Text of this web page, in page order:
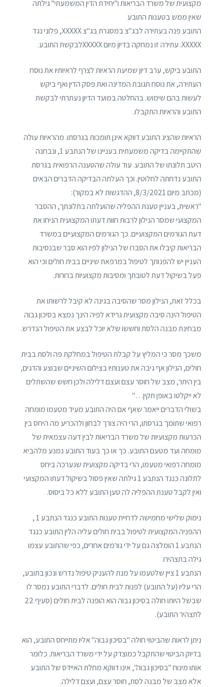
מקצועית של משרד הבריאות ו"יחידת הדין המשמעתי" גילתה
שאין ממש בטענות התובע
התובע פנה בעתירה לבג"צ במסגרת בג"צ XXXXX, פלוני נגד
XXXXX. עתירה זו נמחקה בדיון מיום XXXXXלבקשת התובע.
התובע ביקש, ערב דיון שמיעת הראיות לצרף לראיותיו את נוסח
העתירה, את נוסח תגובת המדינה ואת פסק הדין ואף ביקש
לעשות בהם שימוש. בהחלטה במועד הדיון נעתרתי לבקשת
התובע והראיות התקבלו.
הראיות שהציג התובע דווקא אינן תומכות בגרסתו. מהראיות עולה
שהתקיימה בדיקה משמעתית בעניינו של הנתבע 1, ונבחנה
היטב תלונתו של התובע. עוד עולה שהטענה הרפואית בגרסת
התובע נדחתה לחלוטין. וכך העלתה הבדיקה הדברים הבאים
(מכתב מיום 8/3/2021, ההדגשות לא במקור):
"ראשית, בעניין טענת ההפליה שהועלתה בתלונתך, ההסבר
המקצועי שמסר הנילון לרבות חוות דעתו המקצועית הניחו את
דעת הגורמים המקצועיים. כך הגורמים המקצועיים במשרד
הבריאות קיבלו את הסברו של הנילון לפיו הוא סבר שבנסיבות
העניין יש להפנותך לטיפול במרפאת שיניים בבית חולים וכי הוא
פעל בשיקול דעת לטובתך ומסיבות מקצועיות ברורות.
בכלל זאת, הנילון מסר שהסיבה בגינה לא קיבל לרשותו את
הטיפול הינה סיבה מקצועית גרידא לפיה הינך נמצא בסיכון גבוה
מבחינת מבנה הלסת וחששו שלא יוכל לבצע את הטיפול הנדרש.
משכך מסר כי המליץ על קבלת הטיפול במחלקת פה ולסת בבית
חולים, הנילון אף גיבה את טענותיו בצילום השיניים שבוצע והדגים,
בין היתר, מצב של חוסר עצם ועצם דלילה ולכן חשש שהשתלים
לא ייקלטו באופן תקין…"
בשולי הדברים ייאמר שאף אם היה התובע מעיד מטעמו מומחה
רפואי שתומך בגרסתו, הרי היה צורך לבחון ולהכריע מה היחס בין
הכרעות מקצועיות של משרד הבריאות לבין דעה עצמאית של
מומחה ועד מטעם התובע. כך או כך בעוד התובע נמנע מלהביא
מומחה רפואי מטעמו, הרי בדיקה מקצועית שנערכה ביחס
לתלונה כנגד הנתבע 1 גילתה שאין פסול בשיקול דעתו המקצועי
ואין לקבל טענת ההפליה לה טען התובע ללא כל ביסוס.
נימוק שלישי מחמישה לדחיית טענות התובע כנגד הנתבע 1 ,
ההפניה המקצועית לטיפול בבית חולים עליה הלין התובע כנגד
הנתבע 1 הומלצה גם על ידי גורמים אחרים, כפי שהתובע עצמו
גילה בתצהירו
הנתבע 1 ציין שלטעמו על מנת להעניק טיפול נדרש ונכון בתובע,
הרי עליו (על התובע) לפנות לבית חולים. לדברי התובע נמסר לו
שבשל היותו חולה בסיכון גבוה הוא הופנה לבית חולים (סעיף 22
לתצהיר התובע).
ניתן לראות שהביטוי חולה "בסיכון גבוה" אליו מתייחס התובע, הוא
בדיוק הביטוי שהתקבל כמוצדק על ידי משרד הבריאות. כלומר
אותו מינוח "בסיכון גבוה", אינו דווקא מחלת האיידס של התובע
אלא מצב של מבנה לסת, חוסר עצם, ועצם דלילה.